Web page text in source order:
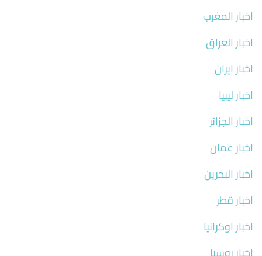
اخبار المغرب
اخبار العراق
اخبار ايران
اخبار ليبيا
اخبار الجزائر
اخبار عمان
اخبار البحرين
اخبار قطر
اخبار اوكرانيا